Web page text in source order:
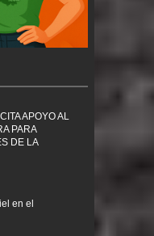
APOYO AL
PARA
DE LA
en el